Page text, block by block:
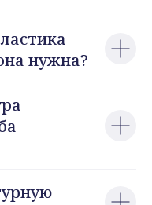
нужна?